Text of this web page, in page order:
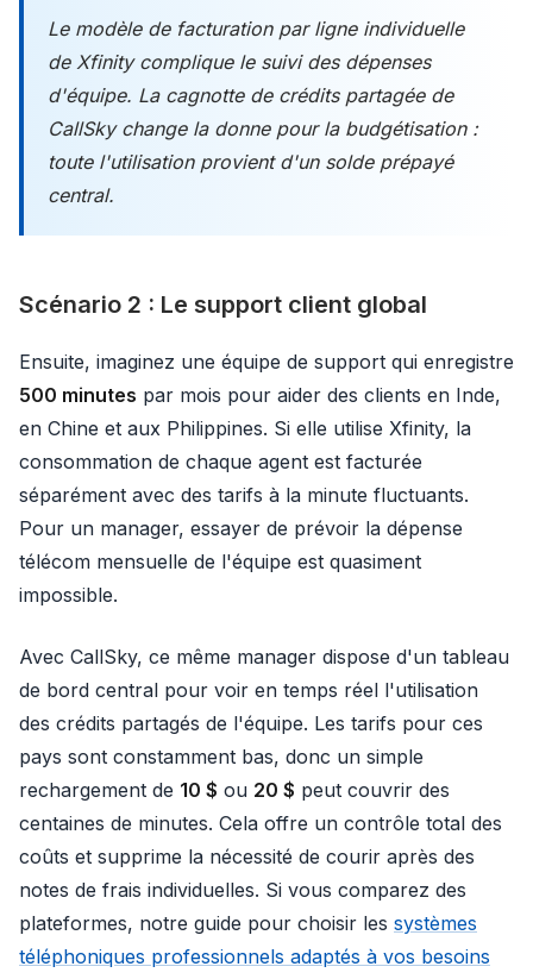
Le modèle de facturation par ligne individuelle
de Xfinity complique le suivi des dépenses
d'équipe. La cagnotte de crédits partagée de
CallSky change la donne pour la budgétisation :
toute l'utilisation provient d'un solde prépayé
central.
Scénario 2 : Le support client global
Ensuite, imaginez une équipe de support qui enregistre
500 minutes par mois pour aider des clients en Inde,
en Chine et aux Philippines. Si elle utilise Xfinity, la
consommation de chaque agent est facturée
séparément avec des tarifs à la minute fluctuants.
Pour un manager, essayer de prévoir la dépense
télécom mensuelle de l'équipe est quasiment
impossible.
Avec CallSky, ce même manager dispose d'un tableau
de bord central pour voir en temps réel l'utilisation
des crédits partagés de l'équipe. Les tarifs pour ces
pays sont constamment bas, donc un simple
rechargement de 10 $ ou 20 $ peut couvrir des
centaines de minutes. Cela offre un contrôle total des
coûts et supprime la nécessité de courir après des
notes de frais individuelles. Si vous comparez des
plateformes, notre guide pour choisir les systèmes
téléphoniques professionnels adaptés à vos besoins